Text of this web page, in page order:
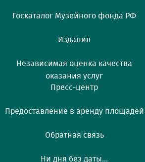
Госкаталог Музейного фонда РФ
Издания
Независимая оценка качества
оказания услуг
Пресс-центр
Предоставление в аренду площадей
Обратная связь
Ни дня без даты...